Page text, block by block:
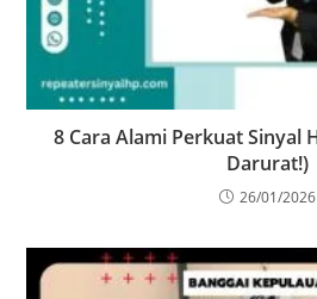
8 Cara Alami Perkuat Sinyal
Darurat!)
26/01/2026